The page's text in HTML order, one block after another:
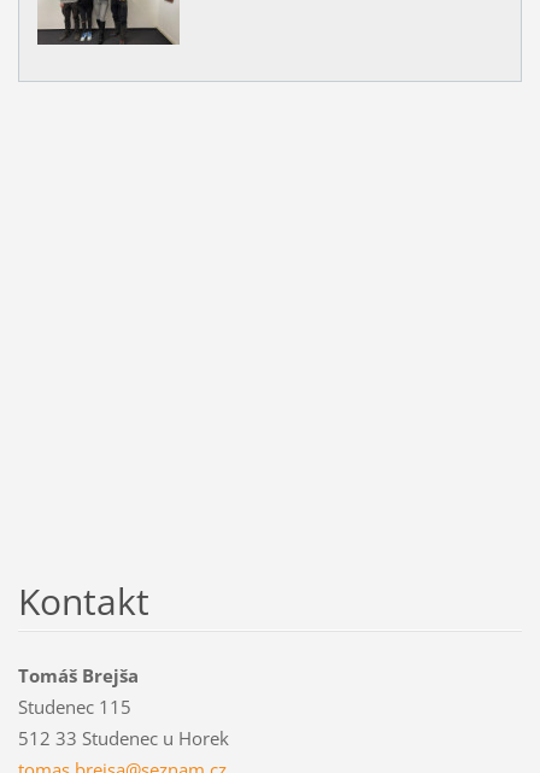
Kontakt
Tomáš Brejša
Studenec 115
512 33 Studenec u Horek